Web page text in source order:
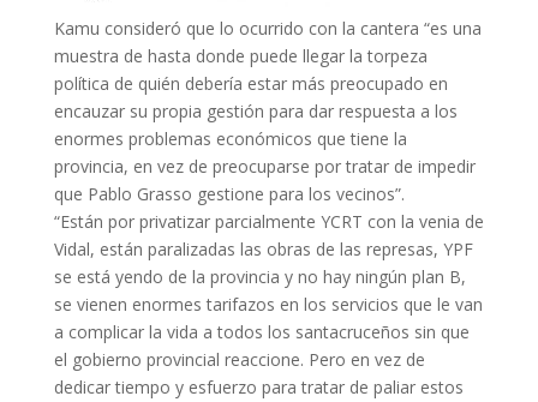
Kamu consideró que lo ocurrido con la cantera “es una
muestra de hasta donde puede llegar la torpeza
política de quién debería estar más preocupado en
encauzar su propia gestión para dar respuesta a los
enormes problemas económicos que tiene la
provincia, en vez de preocuparse por tratar de impedir
que Pablo Grasso gestione para los vecinos”.
“Están por privatizar parcialmente YCRT con la venia de
Vidal, están paralizadas las obras de las represas, YPF
se está yendo de la provincia y no hay ningún plan B,
se vienen enormes tarifazos en los servicios que le van
a complicar la vida a todos los santacruceños sin que
el gobierno provincial reaccione. Pero en vez de
dedicar tiempo y esfuerzo para tratar de paliar estos